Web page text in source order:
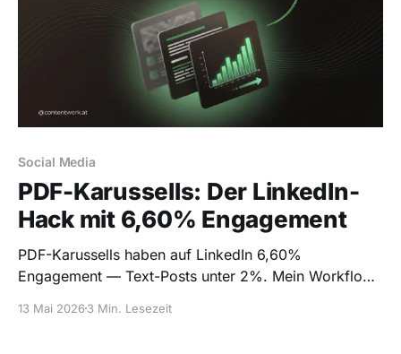
Social Media
PDF-Karussells: Der LinkedIn-
Hack mit 6,60% Engagement
PDF-Karussells haben auf LinkedIn 6,60%
Engagement — Text-Posts unter 2%. Mein Workflow
machen.
13 Mai 20263 Min. Lesezeit